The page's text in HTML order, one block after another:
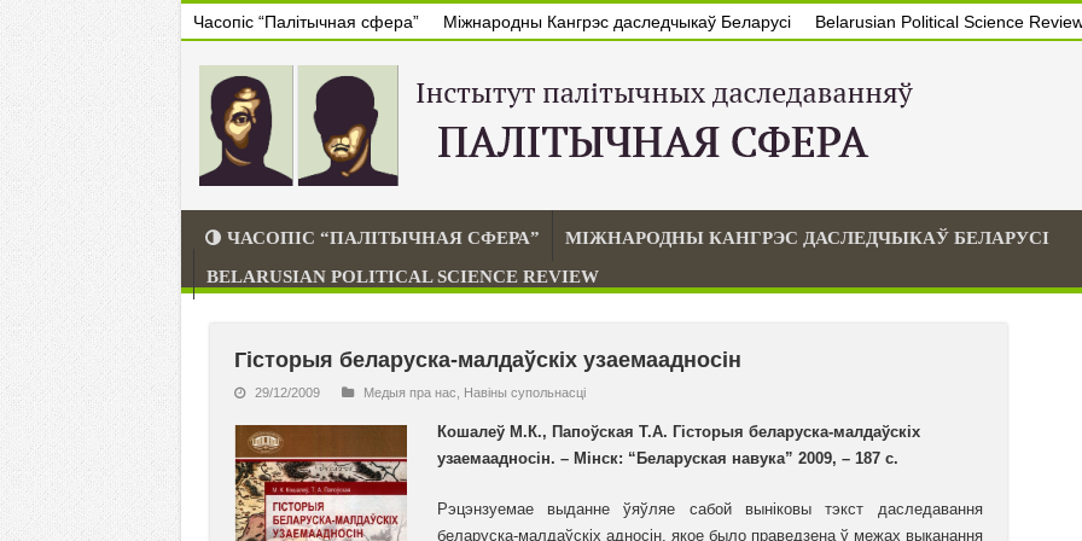
Часопіс “Палітычная сфера” Міжнародны Кангрэс даследчыкаў Беларусі Belarusian Political Science
ЧАСОПІС “ПАЛІТЫЧНАЯ СФЕРА”
МІЖНАРОДНЫ КАНГРЭС ДАСЛЕДЧЫКАЎ БЕЛАРУСІ
BELARUSIAN POLITICAL SCIENCE REVIEW
Гісторыя беларуска-малдаўскіх узаемаадносін
29/12/2009 Медыя пра нас Навiны супольнасцi
Кошалеў М.К., Папоўская Т.А. Гісторыя беларуска-малдаўскіх
узаемаадносін. – Мінск: “Беларуская навука” 2009, – 187 с.
Рэцэнзуемае выданне ўяўляе сабой выніковы тэкст даследавання
беларуска-малдаўскіх адносін, якое было праведзена ў межах выканання